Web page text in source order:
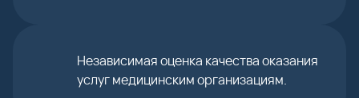
Независимая оценка качества оказания
услуг медицинским организациям.